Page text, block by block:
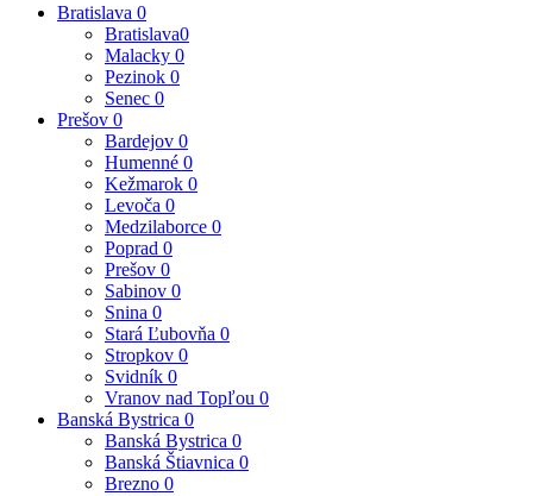
Bratislava 0
Bratislava0
Malacky 0
Pezinok 0
Senec 0
Prešov 0
Bardejov 0
Humenné 0
Kežmarok 0
Levoča 0
Medzilaborce 0
Poprad 0
Prešov 0
Sabinov 0
Snina 0
Stará Ľubovňa 0
Stropkov 0
Svidník 0
Vranov nad Topľou 0
Banská Bystrica 0
Banská Bystrica 0
Banská Štiavnica 0
Brezno 0